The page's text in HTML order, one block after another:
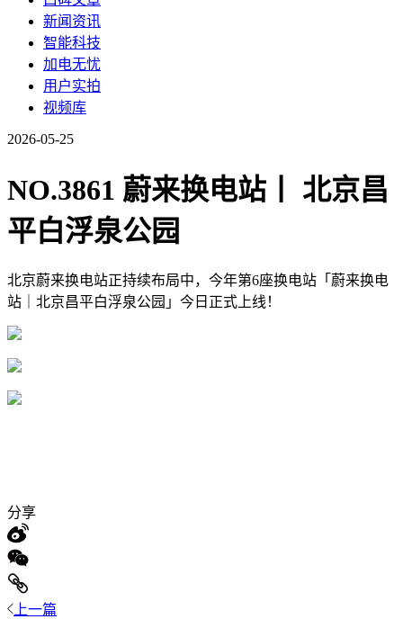
新闻资讯
智能科技
加电无忧
用户实拍
视频库
2026-05-25
NO.3861 蔚来换电站丨 北京昌
平白浮泉公园
北京蔚来换电站正持续布局中，今年第6座换电站「蔚来换电
站｜北京昌平白浮泉公园」今日正式上线！
分享
上一篇